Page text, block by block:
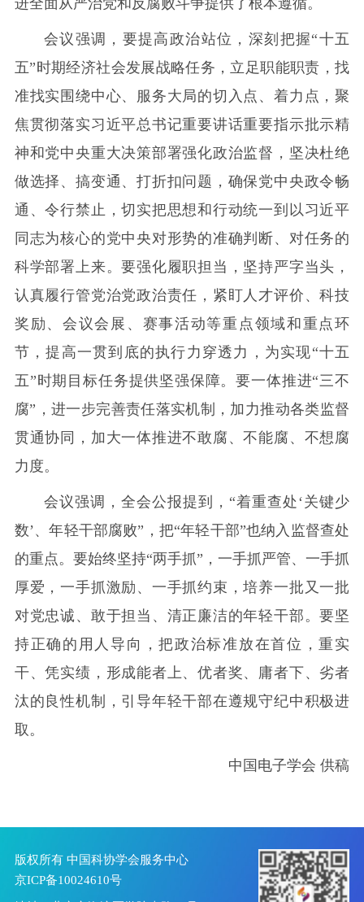
会议强调，要提高政治站位，深刻把握“十五
五”时期经济社会发展战略任务，立足职能职责，找
准找实围绕中心、服务大局的切入点、着力点，聚
焦贯彻落实习近平总书记重要讲话重要指示批示精
神和党中央重大决策部署强化政治监督，坚决杜绝
做选择、搞变通、打折扣问题，确保党中央政令畅
通、令行禁止，切实把思想和行动统一到以习近平
同志为核心的党中央对形势的准确判断、对任务的
科学部署上来。要强化履职担当，坚持严字当头，
认真履行管党治党政治责任，紧盯人才评价、科技
奖励、会议会展、赛事活动等重点领域和重点环
节，提高一贯到底的执行力穿透力，为实现“十五
五”时期目标任务提供坚强保障。要一体推进“三不
腐”，进一步完善责任落实机制，加力推动各类监督
贯通协同，加大一体推进不敢腐、不能腐、不想腐
力度。
会议强调，全会公报提到，“着重查处‘关键少
数’、年轻干部腐败”，把“年轻干部”也纳入监督查处
的重点。要始终坚持“两手抓”，一手抓严管、一手抓
厚爱，一手抓激励、一手抓约束，培养一批又一批
对党忠诚、敢于担当、清正廉洁的年轻干部。要坚
持正确的用人导向，把政治标准放在首位，重实
干、凭实绩，形成能者上、优者奖、庸者下、劣者
汰的良性机制，引导年轻干部在遵规守纪中积极进
取。
中国电子学会 供稿
版权所有 中国科协学会服务中心
京ICP备10024610号